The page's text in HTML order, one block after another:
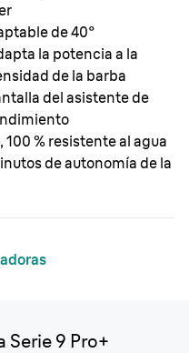
de 40°
la potencia a la
de la barba
del asistente de
100 % resistente al agua
de autonomía de la
Serie 9 Pro+